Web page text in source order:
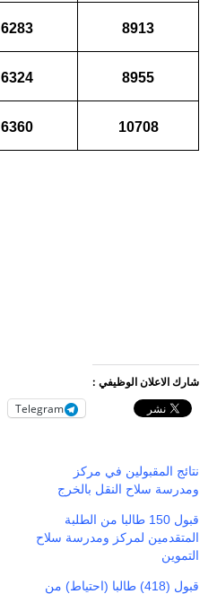
8913
6283
8955
6324
10708
6360
شارك الاعلان الوظيفي :
Telegram
نتائج المقبولين في مركز
ومدرسة سلاح النقل بالخرج
قبول 150 طالبا من الطلبة
المتقدمين لمركز ومدرسة سلاح
التموين
قبول (418) طالبا (احتياط) من